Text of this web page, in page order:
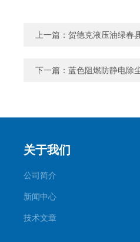
上一篇： 贺德克液压油绿春
下一篇： 蓝色阻燃防静电除
关于我们
公司简介
新闻中心
技术文章